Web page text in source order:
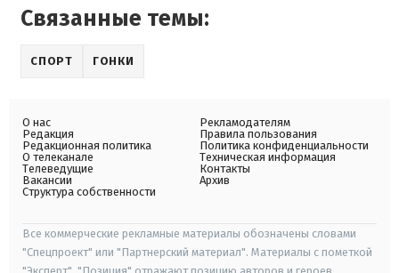
Связанные темы:
СПОРТ ГОНКИ
О нас
Редакция
Редакционная политика
О телеканале
Телеведущие
Вакансии
Структура собственности
Рекламодателям
Правила пользования
Политика конфиденциальности
Техническая информация
Контакты
Архив
Все коммерческие рекламные материалы обозначены словами
"Спецпроект" или "Партнерский материал". Материалы с пометкой